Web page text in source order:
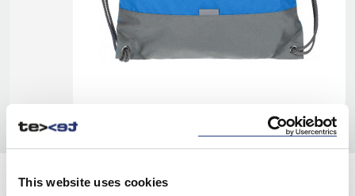
This website uses cookies
KOLORY: